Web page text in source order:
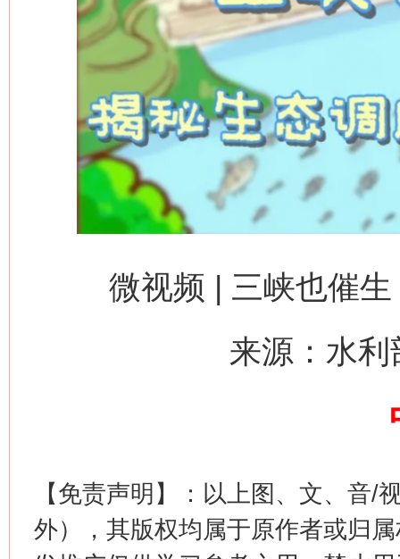
微视频 | 三峡也催生
来源：水
【免责声明】：以上图、文、音/
外），其版权均属于原作者或归
这是一记警钟！